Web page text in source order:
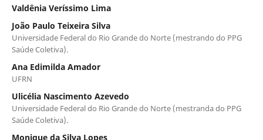
Valdênia Veríssimo Lima
João Paulo Teixeira Silva
Universidade Federal do Rio Grande do Norte (mestrando do PPG
Saúde Coletiva).
Ana Edimilda Amador
UFRN
Ulicélia Nascimento Azevedo
Universidade Federal do Rio Grande do Norte (mestranda do PPG
Saúde Coletiva).
Monique da Silva Lopes